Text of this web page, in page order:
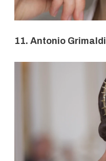
11. Antonio Grimaldi